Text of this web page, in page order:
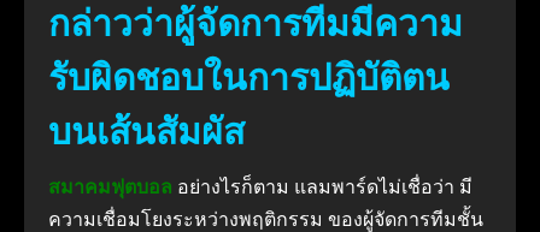
กล่าวว่าผู้จัดการทีมมีความ
รับผิดชอบในการปฏิบัติตน
บนเส้นสัมผัส
สมาคมฟุตบอล อย่างไรก็ตาม แลมพาร์ดไม่เชื่อว่า มี
ความเชื่อมโยงระหว่างพฤติกรรม ของผู้จัดการทีมชั้น